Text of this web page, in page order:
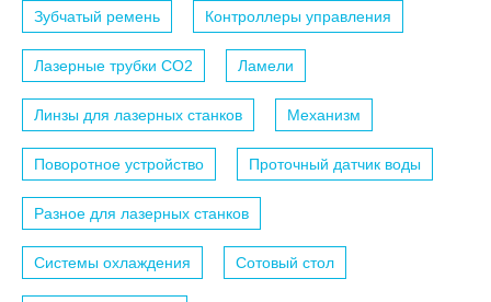
Зубчатый ремень Контроллеры управления
Лазерные трубки СО2 Ламели
Линзы для лазерных станков Механизм
Поворотное устройство Проточный датчик воды
Разное для лазерных станков
Системы охлаждения Сотовый стол